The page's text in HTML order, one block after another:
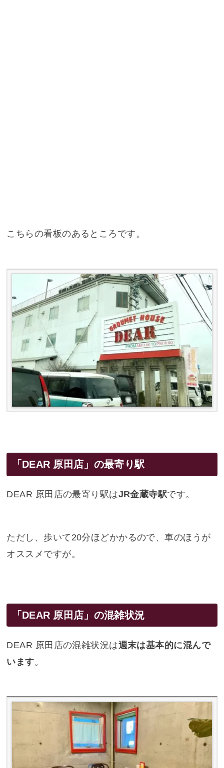
こちらの看板のあるところです。
「DEAR 原田店」の最寄り駅
DEAR 原田店の最寄り駅はJR金蔵寺駅です。
ただし、歩いて20分ほどかかるので、車のほうが
オススメですが。
「DEAR 原田店」の混雑状況
DEAR 原田店の混雑状況は週末は基本的に混んで
います。